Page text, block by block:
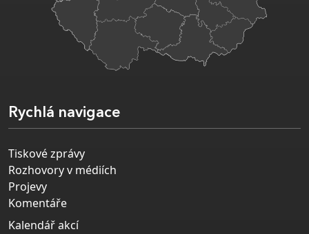
Rychlá navigace
Tiskové zprávy
Rozhovory v médiích
Projevy
Komentáře
Kalendář akcí